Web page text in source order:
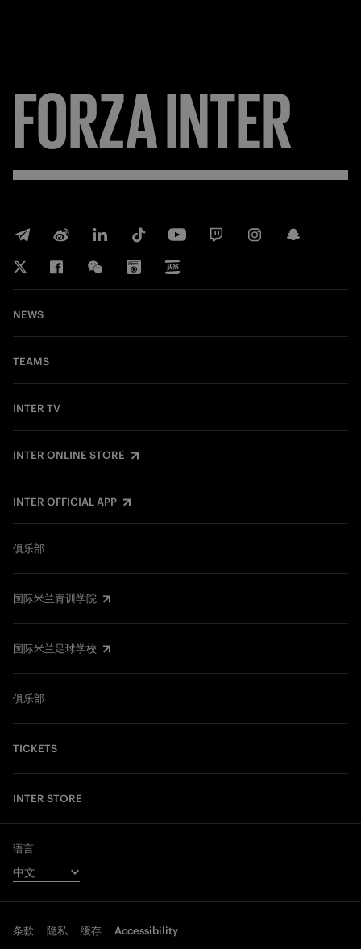
FORZAINTER
NEWS
TEAMS
INTER TV
INTER ONLINE STORE
INTER OFFICIAL APP
俱乐部
国际米兰青训学院
国际米兰足球学校
俱乐部
TICKETS
INTER STORE
语言
条款 隐私 缓存 Accessibility